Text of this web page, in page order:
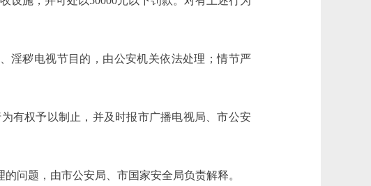
秽电视节目的，由公安机关依法处理；情节严
权予以制止，并及时报市广播电视局、市公安
题，由市公安局、市国家安全局负责解释。